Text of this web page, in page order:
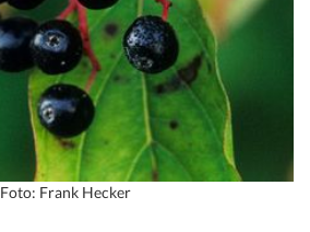
Foto: Frank Hecker